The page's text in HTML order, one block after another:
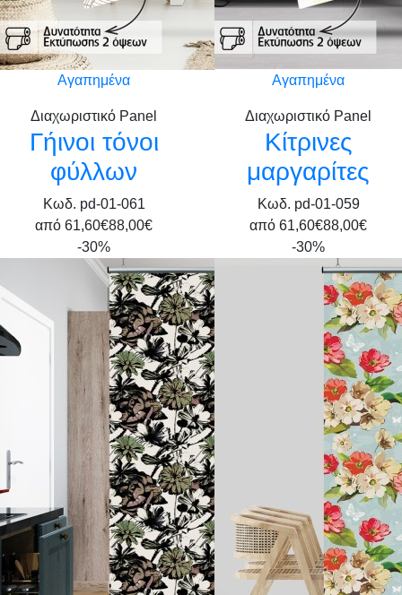
Αγαπημένα
Διαχωριστικό Panel
Γήινοι τόνοι
φύλλων
Κωδ. pd-01-061
από 61,60€88,00€
Αγαπημένα
Διαχωριστικό Panel
Κίτρινες
μαργαρίτες
Κωδ. pd-01-059
από 61,60€88,00€
-30%
-30%